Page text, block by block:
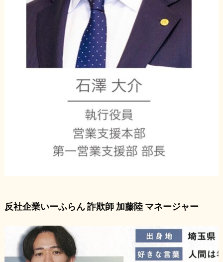
反社企業いーふらん 詐欺師 加藤陸 マネージャー